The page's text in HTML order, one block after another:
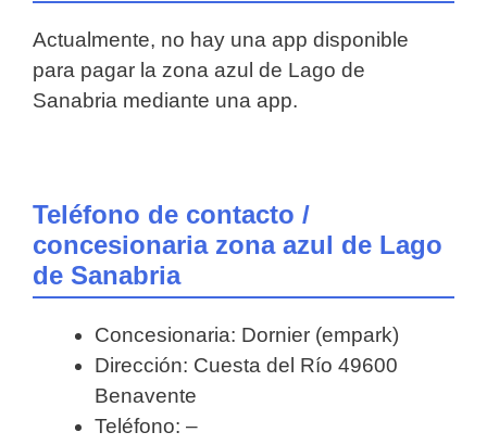
Actualmente, no hay una app disponible
para pagar la zona azul de Lago de
Sanabria mediante una app.
Teléfono de contacto /
concesionaria zona azul de Lago
de Sanabria
Concesionaria: Dornier (empark)
Dirección: Cuesta del Río 49600
Benavente
Teléfono: –